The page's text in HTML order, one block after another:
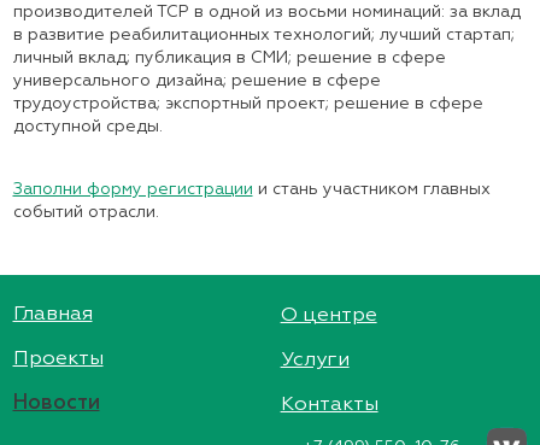
производителей ТСР в одной из восьми номинаций: за вклад
в развитие реабилитационных технологий; лучший стартап;
личный вклад; публикация в СМИ; решение в сфере
универсального дизайна; решение в сфере
трудоустройства; экспортный проект; решение в сфере
доступной среды.
Заполни форму регистрации и стань участником главных
событий отрасли.
Главная
Проекты
Новости
О центре
Услуги
Контакты